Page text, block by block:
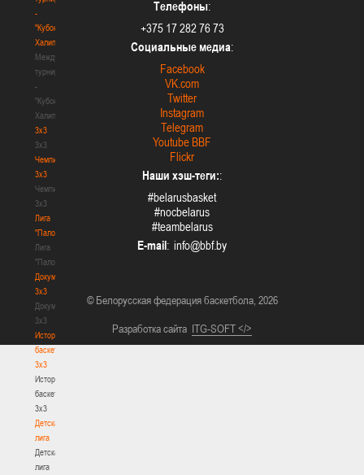
-
"Кубок
Халипского"
Международный
турнир
-
"Кубок
Халипского"
3x3
3x3
Чемпионат
3х3
Чемпионат
3х3
Лига
"Палова"
Лига
"Палова"
Документы
3х3
Документы
3х3
История
баскетбола
3х3
История
баскетбола
3х3
Детская
лига
Детская
лига
Телефоны:
+375 17 282 76 73
Социальные медиа:
Facebook
VK.com
Twitter
Instagram
Telegram
Youtube BBF
Flickr
Наши хэш-теги::
#belarusbasket
#nocbelarus
#teambelarus
E-mail:
© Белорусская федерация баскетбола, 2026
Разработка сайта ITG-SOFT </>